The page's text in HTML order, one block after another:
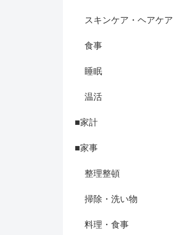
スキンケア・ヘアケア
食事
睡眠
温活
■家計
■家事
整理整頓
掃除・洗い物
料理・食事